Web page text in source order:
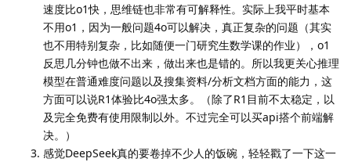
速度比o1快，思维链也非常有可解释性。实际上我平时基本
不用o1，因为一般问题4o可以解决，真正复杂的问题（其实
也不用特别复杂，比如随便一门研究生数学课的作业），o1
反思几分钟也做不出来，做出来也是错的。所以我更关心推理
模型在普通难度问题以及搜集资料/分析文档方面的能力，这
方面可以说R1体验比4o强太多。（除了R1目前不太稳定，以
及完全免费有使用限制以外。不过完全可以买api搭个前端解
决。）
感觉DeepSeek真的要卷掉不少人的饭碗，轻轻戳了一下这一